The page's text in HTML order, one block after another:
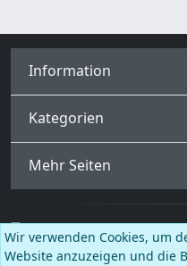
Information
Kategorien
Mehr Seiten
Deutsch
Wir verwenden Cookies, um
Website anzuzeigen und die